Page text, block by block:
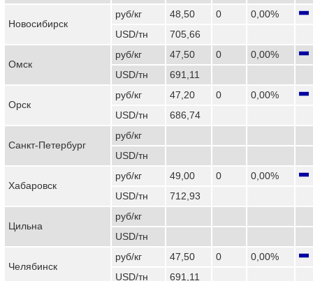
Новосибирск
руб/кг 48,50 0
0,00%
USD/тн
705,66
Омск
руб/кг 47,50 0
0,00%
USD/тн
691,11
Орск
руб/кг 47,20 0
0,00%
USD/тн
686,74
Санкт-Петербург
руб/кг
USD/тн
Хабаровск
руб/кг 49,00 0
0,00%
USD/тн
712,93
Цильна
руб/кг
USD/тн
Челябинск
руб/кг 47,50 0
0,00%
USD/тн
691,11